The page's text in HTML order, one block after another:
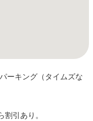
ーキング（タイムズな
割引あり。